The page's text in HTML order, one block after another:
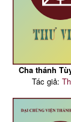
Cha thánh
Tác giả: